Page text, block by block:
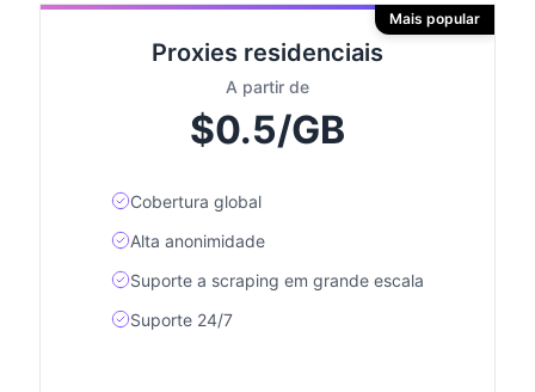
Proxies residenciais
A partir de
$0.5/GB
Cobertura global
Alta anonimidade
Suporte a scraping em grande escala
Suporte 24/7
Mais popular